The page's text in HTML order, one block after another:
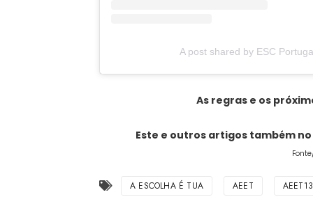
A post shared by ESC
As regras e os
Este e outros artigos também no
A ESCOLHA É TUA AEET AEET13